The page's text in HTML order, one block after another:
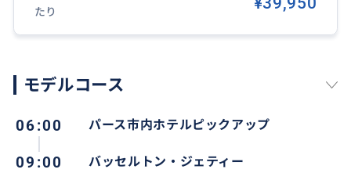
たり
モデルコース
06:00 パース市内ホテルピックアップ
09:00 バッセルトン・ジェティー